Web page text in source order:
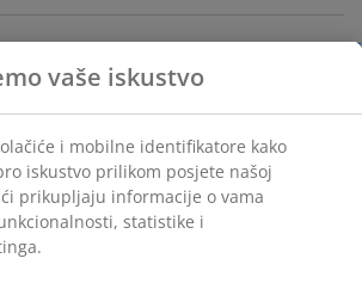
zemljane gline u toploj sivoj nijansi.
veličine. Neutralna boja se
stilove uređenja doma.
vaše iskustvo
i mobilne identifikatore kako
iskustvo prilikom posjete našoj
prikupljaju informacije o vama
statistike i